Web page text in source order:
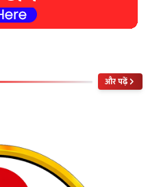
और पढ़ें